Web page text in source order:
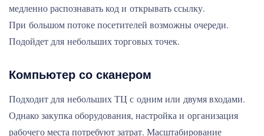
медленно распознавать код и открывать ссылку.
При большом потоке посетителей возможны очереди.
Подойдет для небольших торговых точек.
Компьютер со сканером
Подходит для небольших ТЦ с одним или двумя входами.
Однако закупка оборудования, настройка и организация
рабочего места потребуют затрат. Масштабирование